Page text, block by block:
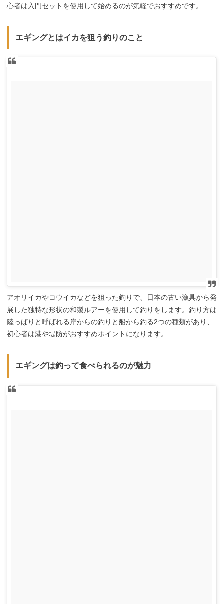
心者は入門セットを使用して始めるのが気軽でおすすめです。
エギングとはイカを狙う釣りのこと
アオリイカやコウイカなどを狙った釣りで、日本の古い漁具から発
展した独特な形状の和製ルアーを使用して釣りをします。釣り方は
陸っぱりと呼ばれる岸からの釣りと船から釣る2つの種類があり、
初心者は港や堤防がおすすめポイントになります。
エギングは釣って食べられるのが魅力